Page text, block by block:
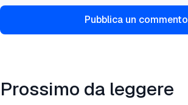
Pubblica un commento
Prossimo da leggere